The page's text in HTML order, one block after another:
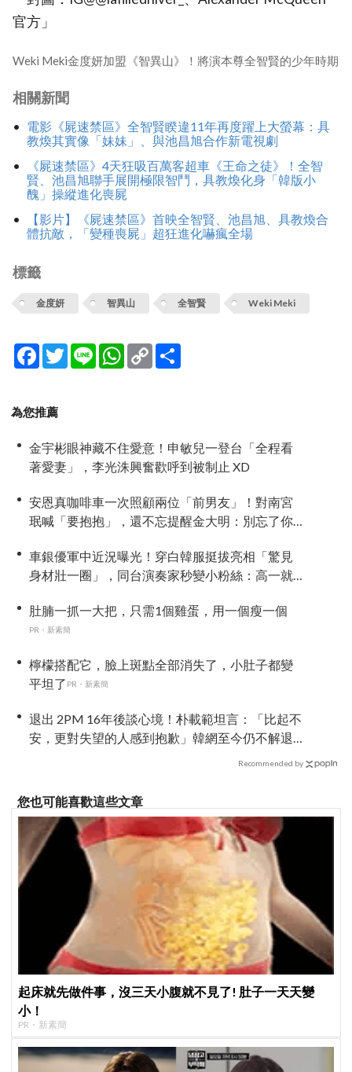
官方」
Weki Meki金度妍加盟《智異山》！將演本尊全智賢的少年時期
相關新聞
電影《屍速禁區》全智賢睽違11年再度躍上大螢幕：具
教煥其實像「妹妹」、與池昌旭合作新電視劇
《屍速禁區》4天狂吸百萬客超車《王命之徒》！全智
賢、池昌旭聯手展開極限智鬥，具教煥化身「韓版小
醜」操縱進化喪屍
【影片】《屍速禁區》首映全智賢、池昌旭、具教煥合
體抗敵，「變種喪屍」超狂進化嚇瘋全場
標籤
金度妍 智異山 全智賢 Weki Meki
Facebook
TwitterLine WhatsApp
Copy
Link
為您推薦
金宇彬眼神藏不住愛意！申敏兒一登台「全程看
著愛妻」，李光洙興奮歡呼到被制止 XD
安恩真咖啡車一次照顧兩位「前男友」！對南宮
珉喊「要抱抱」，還不忘提醒金大明：別忘了你
車銀優軍中近況曝光！穿白韓服挺拔亮相「驚見
身材壯一圈」，同台演奏家秒變小粉絲：高一就
肚腩一抓一大把，只需1個雞蛋，用一個瘦一個
PR・新素簡
檸檬搭配它，臉上斑點全部消失了，小肚子都變
平坦了 PR・新素簡
退出 2PM 16年後談心境！朴載範坦言：「比起不
安，更對失望的人感到抱歉」韓網至今仍不解退
Recommended by
您也可能喜歡這些文章
起床就先做件事，沒三天小腹就不見了! 肚子一天天變
小！
PR・新素簡